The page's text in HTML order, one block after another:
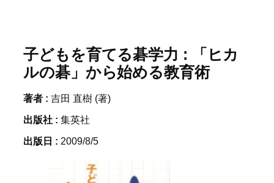
子どもを育てる碁学力 : 「ヒカ
ルの碁」から始める教育術
著者 : 吉田 直樹 (著)
出版社 : 集英社
出版日 : 2009/8/5